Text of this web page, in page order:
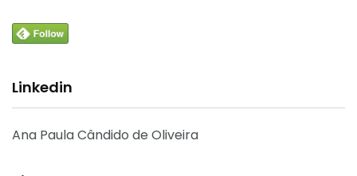
Linkedin
Ana Paula Cândido de Oliveira